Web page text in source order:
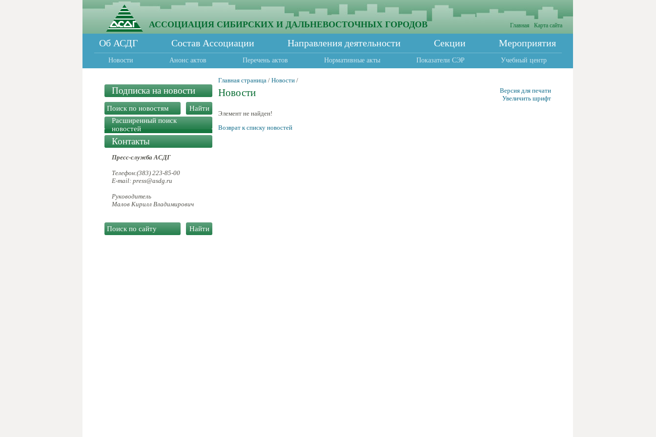
АССОЦИАЦИЯ СИБИРСКИХ И ДАЛЬНЕВОСТОЧНЫХ ГОРОДОВ Главная Карта сайта
Об АСДГ Состав Ассоциации Направления деятельности Секции Мероприятия
Новости Анонс актов Перечень актов Нормативные акты Показатели СЭР Учебный центр
Подписка на новости
Расширенный поиск
новостей
Контакты
Пресс-служба АСДГ
Телефон:(383) 223-85-00
E-mail: press@asdg.ru
Руководитель
Малов Кирилл Владимирович
Главная страница / Новости /
Новости
Версия для печати
Увеличить шрифт
Элемент не найден!
Возврат к списку новостей